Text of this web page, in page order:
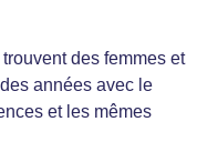
des femmes et
années avec le
et les mêmes